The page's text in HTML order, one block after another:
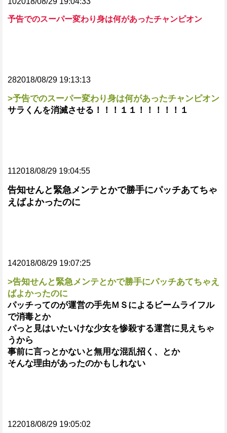
予告でのスーパー変わり身は何があったチャンピオン
282018/08/29 19:13:13
>予告でのスーパー変わり身は何があったチャンピオン
サラくんを消滅させる！！！１１！！！！！１
112018/08/29 19:04:55
告知せんと緊急メンテとかで勝手にパッチあてちゃ
えばよかったのに
142018/08/29 19:07:25
>告知せんと緊急メンテとかで勝手にパッチあてちゃえ
ばよかったのに
パッチってのが運営の手先ＭＳによるビームライフル
で消毒とか
パっと見はいたいけな少女を惨殺する運営に見えちゃ
うから
事前に言っとかないと無用な混乱招く、とか
そんな理由があったのかもしれない
122018/08/29 19:05:02